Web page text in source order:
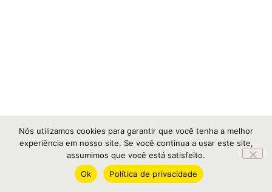
Nós utilizamos cookies para garantir que você tenha a melhor
experiência em nosso site. Se você continua a usar este site,
assumimos que você está satisfeito.
Ok
Política de privacidade